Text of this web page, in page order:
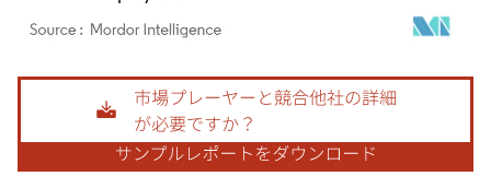
画像 © Mordor Intelligence。再利用にはCC BY 4.0の表示が必要です。